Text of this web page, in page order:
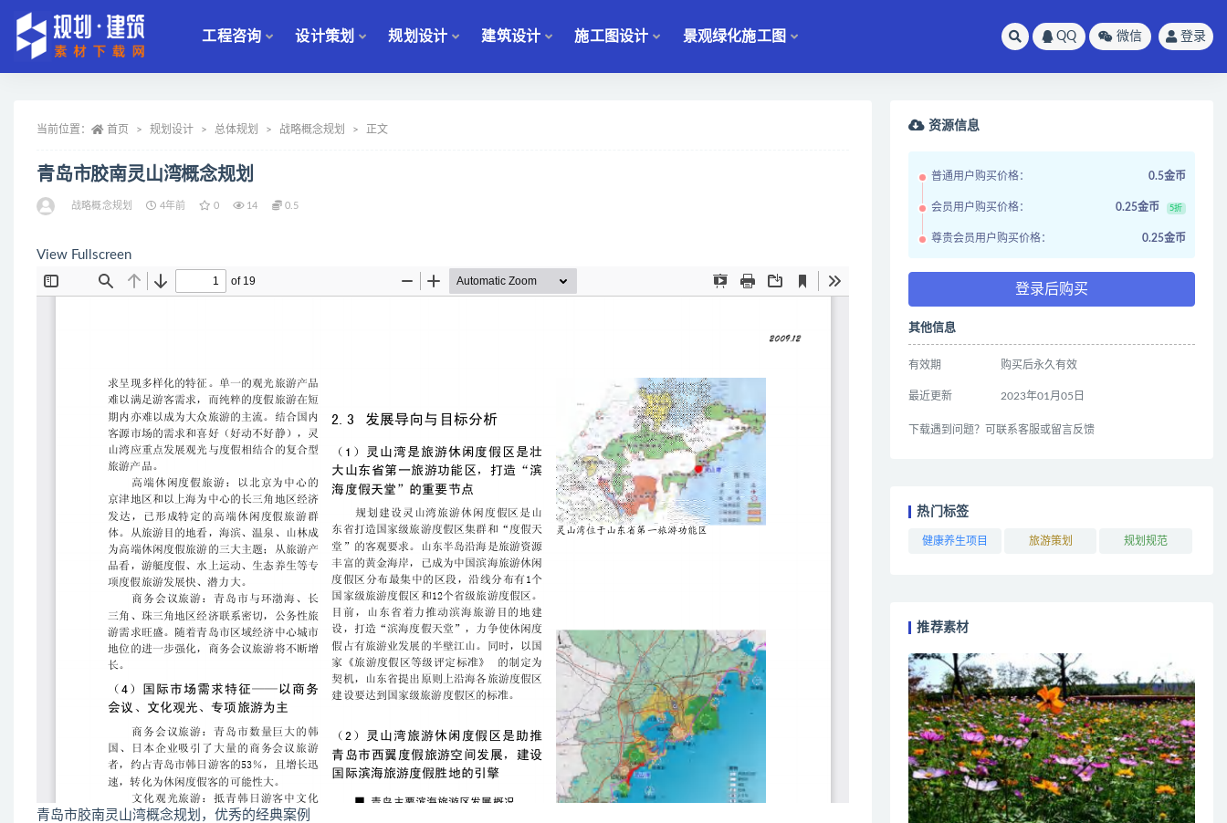
工程咨询 设计策划 规划设计 建筑设计 施工图设计 景观绿化施工图 QQ 微信 登录
当前位置： 首页 规划设计 总体规划 战略概念规划 正文
青岛市胶南灵山湾概念规划
战略概念规划 4年前 0 14 0.5
View Fullscreen
青岛市胶南灵山湾概念规划，优秀的经典案例
资源信息
普通用户购买价格： 0.5金币
会员用户购买价格： 0.25金币 5折
尊贵会员用户购买价格： 0.25金币
登录后购买
其他信息
有效期 购买后永久有效
最近更新 2023年01月05日
下载遇到问题？可联系客服或留言反馈
热门标签
健康养生项目 旅游策划 规划规范
推荐素材